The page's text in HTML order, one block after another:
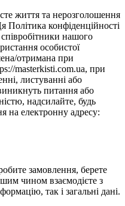
життя та нерозголошення
Політика конфіденційності
нашого
особистої
отримана при
masterkisti.com.ua, при
листуванні або
питання або
надсилайте, будь
на електронну адресу:
замовлення, берете
чином взаємодієте з
так і загальні дані.